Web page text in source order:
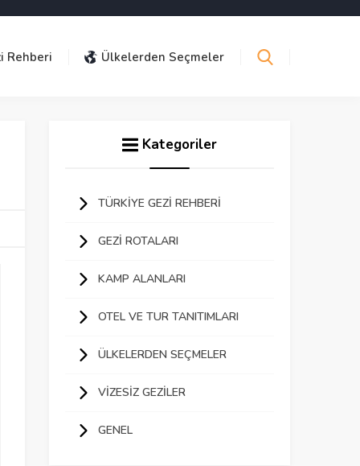
Rehberi Ülkelerden Seçmeler
Kategoriler
TÜRKIYE GEZI REHBERI
GEZI ROTALARI
KAMP ALANLARI
OTEL VE TUR TANITIMLARI
ÜLKELERDEN SEÇMELER
VIZESIZ GEZILER
GENEL